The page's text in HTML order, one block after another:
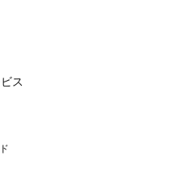
ス